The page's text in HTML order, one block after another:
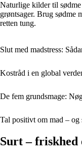
Naturlige kilder til
grøntsager. Brug sødme
retten tung.
Slut med madstress:
Kostråd i en global
De fem grundsmage:
Tal positivt om mad –
Surt – friskhed